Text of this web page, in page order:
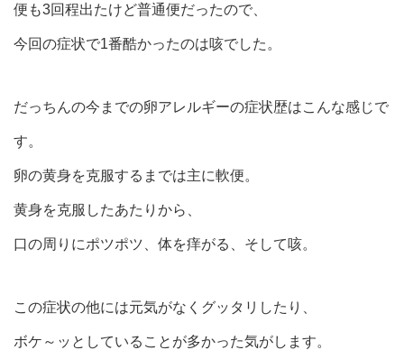
便も3回程出たけど普通便だったので、
今回の症状で1番酷かったのは咳でした。
だっちんの今までの卵アレルギーの症状歴はこんな感じで
す。
卵の黄身を克服するまでは主に軟便。
黄身を克服したあたりから、
口の周りにポツポツ、体を痒がる、そして咳。
この症状の他には元気がなくグッタリしたり、
ボケ～ッとしていることが多かった気がします。